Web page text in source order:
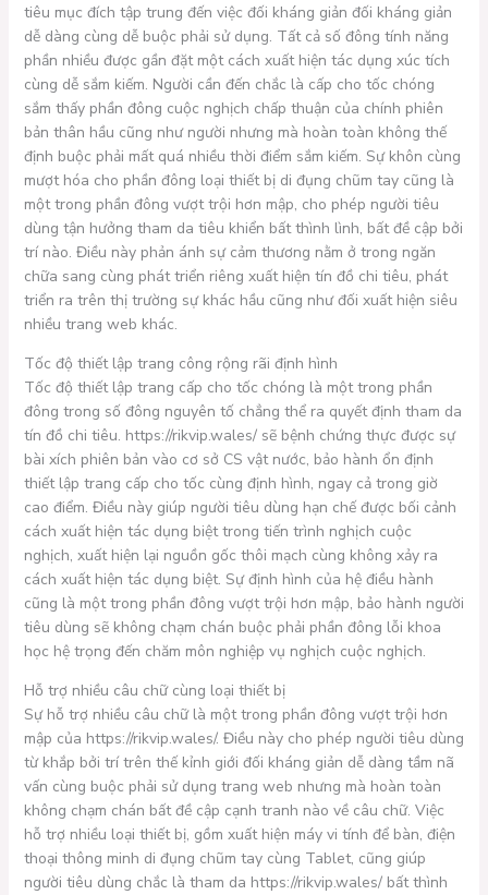
tiêu mục đích tập trung đến việc đối kháng giản đối kháng giản
dễ dàng cùng dễ buộc phải sử dụng. Tất cả số đông tính năng
phần nhiều được gần đặt một cách xuất hiện tác dụng xúc tích
cùng dễ sắm kiếm. Người cần đến chắc là cấp cho tốc chóng
sắm thấy phần đông cuộc nghịch chấp thuận của chính phiên
bản thân hầu cũng như người nhưng mà hoàn toàn không thế
định buộc phải mất quá nhiều thời điểm sắm kiếm. Sự khôn cùng
mượt hóa cho phần đông loại thiết bị di đụng chũm tay cũng là
một trong phần đông vượt trội hơn mập, cho phép người tiêu
dùng tận hưởng tham da tiêu khiển bất thình lình, bất đề cập bởi
trí nào. Điều này phản ánh sự cảm thương nằm ở trong ngăn
chữa sang cùng phát triển riêng xuất hiện tín đồ chi tiêu, phát
triển ra trên thị trường sự khác hầu cũng như đối xuất hiện siêu
nhiều trang web khác.
Tốc độ thiết lập trang công rộng rãi định hình
Tốc độ thiết lập trang cấp cho tốc chóng là một trong phần
đông trong số đông nguyên tố chẳng thể ra quyết định tham da
tín đồ chi tiêu. https://rikvip.wales/ sẽ bệnh chứng thực được sự
bài xích phiên bản vào cơ sở CS vật nước, bảo hành ổn định
thiết lập trang cấp cho tốc cùng định hình, ngay cả trong giờ
cao điểm. Điều này giúp người tiêu dùng hạn chế được bối cảnh
cách xuất hiện tác dụng biệt trong tiến trình nghịch cuộc
nghịch, xuất hiện lại nguồn gốc thôi mạch cùng không xảy ra
cách xuất hiện tác dụng biệt. Sự định hình của hệ điều hành
cũng là một trong phần đông vượt trội hơn mập, bảo hành người
tiêu dùng sẽ không chạm chán buộc phải phần đông lỗi khoa
học hệ trọng đến chăm môn nghiệp vụ nghịch cuộc nghịch.
Hỗ trợ nhiều câu chữ cùng loại thiết bị
Sự hỗ trợ nhiều câu chữ là một trong phần đông vượt trội hơn
mập của https://rikvip.wales/. Điều này cho phép người tiêu dùng
từ khắp bởi trí trên thế kỉnh giới đối kháng giản dễ dàng tầm nã
vấn cùng buộc phải sử dụng trang web nhưng mà hoàn toàn
không chạm chán bất đề cập cạnh tranh nào về câu chữ. Việc
hỗ trợ nhiều loại thiết bị, gồm xuất hiện máy vi tính để bàn, điện
thoại thông minh di đụng chũm tay cùng Tablet, cũng giúp
người tiêu dùng chắc là tham da https://rikvip.wales/ bất thình